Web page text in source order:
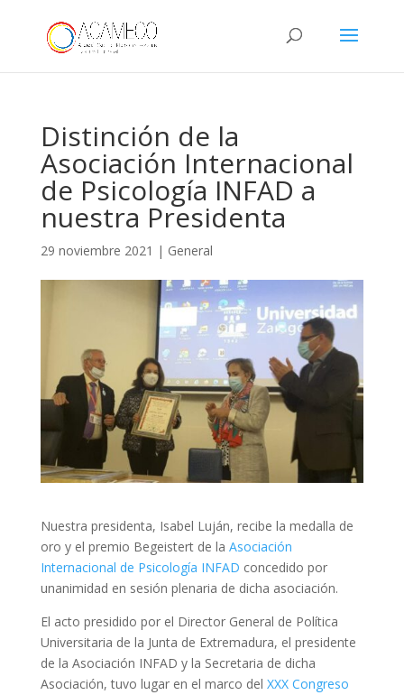
Distinción de la
Asociación Internacional
de Psicología INFAD a
nuestra Presidenta
29 noviembre 2021 | General
Nuestra presidenta, Isabel Luján, recibe la medalla de
oro y el premio Begeistert de la Asociación
Internacional de Psicología INFAD concedido por
unanimidad en sesión plenaria de dicha asociación.
El acto presidido por el Director General de Política
Universitaria de la Junta de Extremadura, el presidente
de la Asociación INFAD y la Secretaria de dicha
Asociación, tuvo lugar en el marco del XXX Congreso